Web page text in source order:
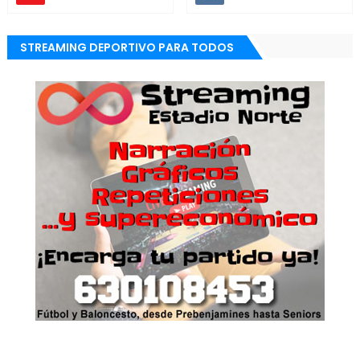
STREAMING DEPORTIVO PARA TODOS